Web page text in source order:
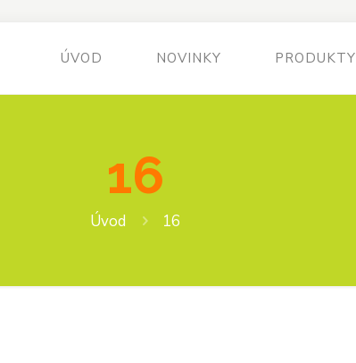
ÚVOD NOVINKY PRODUKTY
16
Úvod 16